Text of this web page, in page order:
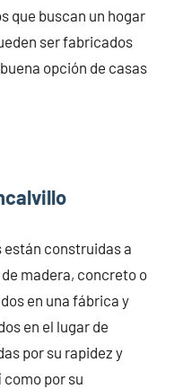
que buscan un hogar
ser fabricados
opción de casas
construidas a
madera, concreto o
en una fábrica y
en el lugar de
por su rapidez y
por su